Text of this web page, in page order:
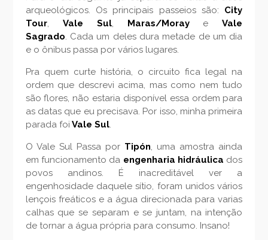
arqueológicos. Os principais passeios são: City
Tour, Vale Sul, Maras/MorayeVale
Sagrado. Cada um deles dura metade de um dia
e o ônibus passa por vários lugares.
Pra quem curte história, o circuito fica legal na
ordem que descrevi acima, mas como nem tudo
são flores, não estaria disponível essa ordem para
as datas que eu precisava. Por isso, minha primeira
parada foi Vale Sul.
O Vale Sul Passa por Tipón, uma amostra ainda
em funcionamento da engenharia hidráulica dos
povos andinos. É inacreditável ver a
engenhosidade daquele sítio, foram unidos vários
lençois freáticos e a água direcionada para varias
calhas que se separam e se juntam, na intenção
de tornar a água própria para consumo. Insano!